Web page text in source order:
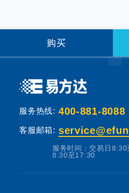
险承受能力和基金的风险等
金风险特征的表述与基金销
险评级可能不一致，您在做
产品资料概要等产品法律
购买
服务热线: 400-881-8088
客服邮箱:
服务时间：交易日
8:30至17:30